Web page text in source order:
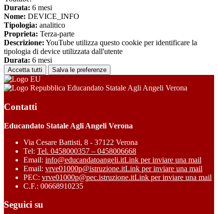
Durata: 6 mesi
Nome: DEVICE_INFO
Tipologia: analitico
Proprieta: Terza-parte
Descrizione: YouTube utilizza questo cookie per identificare la
tipologia di device utilizzata dall'utente
Durata: 6 mesi
Accetta tutti Salva le preferenze
Educandato Statale Agli Angeli Verona
Contatti
Educandato Statale Agli Angeli Verona
Via Cesare Battisti, 8 - 37122 Verona
Tel: Tel. 0458000357 – 0458006668
Email: info@educandatoangeli.itLink per inviare una mail
Email: vrve01000p@istruzione.itLink per inviare una mail
PEC: vrve01000p@pec.istruzione.itLink per inviare una mail
C.F.: 00668910235
Seguici su